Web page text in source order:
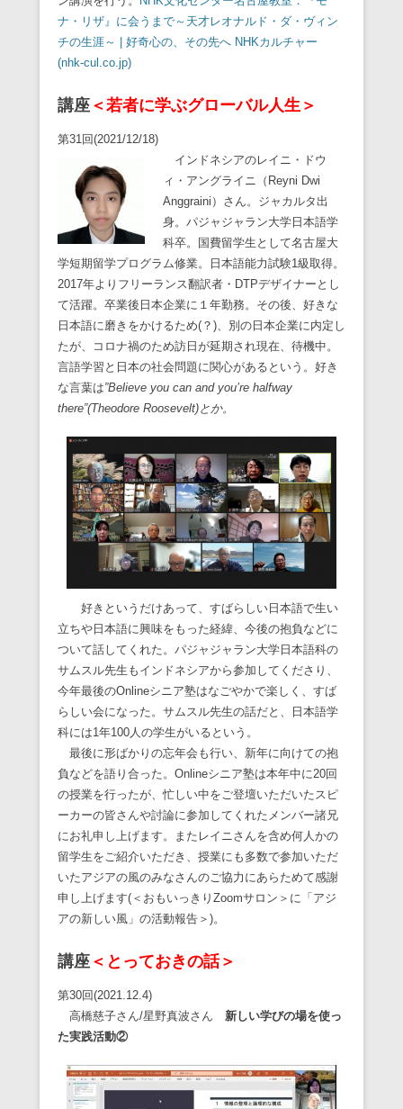
ナ・リザ』に会うまで～天才レオナルド・ダ・ヴィン
チの生涯～ | 好奇心の、その先へ NHKカルチャー
(nhk-cul.co.jp)
講座 ＜若者に学ぶグローバル人生＞
第31回(2021/12/18)
インドネシアのレイニ・ドウ
ィ・アングライニ（Reyni Dwi
Anggraini）さん。ジャカルタ出
身。パジャジャラン大学日本語学
科卒。国費留学生として名古屋大
学短期留学プログラム修業。日本語能力試験1級取得。
2017年よりフリーランス翻訳者・DTPデザイナーとし
て活躍。卒業後日本企業に１年勤務。その後、好きな
日本語に磨きをかけるため(？)、別の日本企業に内定し
たが、コロナ禍のため訪日が延期され現在、待機中。
言語学習と日本の社会問題に関心があるという。好き
な言葉は”Believe you can and you’re halfway
there”(Theodore Roosevelt)とか。
好きというだけあって、すばらしい日本語で生い
立ちや日本語に興味をもった経緯、今後の抱負などに
ついて話してくれた。パジャジャラン大学日本語科の
サムスル先生もインドネシアから参加してくださり、
今年最後のOnlineシニア塾はなごやかで楽しく、すば
らしい会になった。サムスル先生の話だと、日本語学
科には1年100人の学生がいるという。
最後に形ばかりの忘年会も行い、新年に向けての抱
負などを語り合った。Onlineシニア塾は本年中に20回
の授業を行ったが、忙しい中をご登壇いただいたスピ
ーカーの皆さんや討論に参加してくれたメンバー諸兄
にお礼申し上げます。またレイニさんを含め何人かの
留学生をご紹介いただき、授業にも多数で参加いただ
いたアジアの風のみなさんのご協力にあらためて感謝
申し上げます(＜おもいっきりZoomサロン＞に「アジ
アの新しい風」の活動報告＞)。
講座 ＜とっておきの話＞
第30回(2021.12.4)
高橋慈子さん/星野真波さん 新しい学びの場を使っ
た実践活動②